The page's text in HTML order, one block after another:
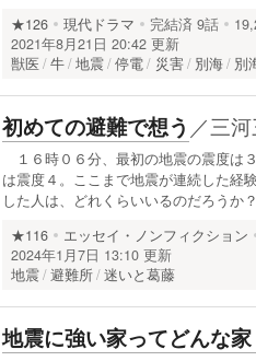
★126 現代ドラマ 完結済 9話
2021年8月21日 20:42 更新
獣医
牛 地震 停電 災害 別海 別
初めての避難で想う ／三
１６時０６分、最初の地震の震度は
は震度４。ここまで地震が連続した
した人は、どれくらいいるのだろうか
★116 エッセイ・ノンフィクション
2024年1月7日 13:10 更新
地震 避難所 迷いと葛藤
地震に強い家ってどんな家